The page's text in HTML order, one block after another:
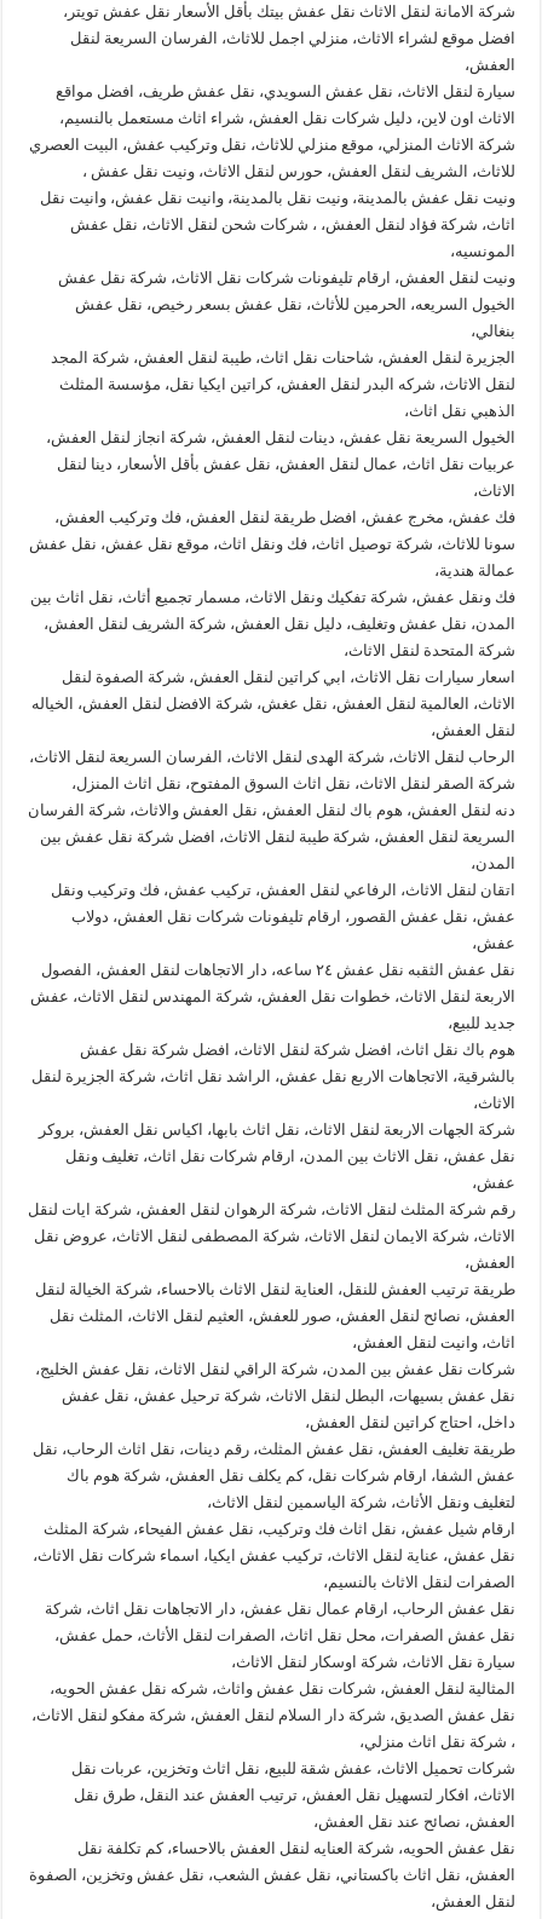
شركة الامانة لنقل الاثاث نقل عفش بيتك بأقل الأسعار نقل عفش تويتر،
افضل موقع لشراء الاثاث، منزلي اجمل للاثاث، الفرسان السريعة لنقل
العفش،
سيارة لنقل الاثاث، نقل عفش السويدي، نقل عفش طريف، افضل مواقع
الاثاث اون لاين، دليل شركات نقل العفش، شراء اثاث مستعمل بالنسيم،
شركة الاثاث المنزلي، موقع منزلي للاثاث، نقل وتركيب عفش، البيت العصري
للاثاث، الشريف لنقل العفش، حورس لنقل الاثاث، ونيت نقل عفش ،
ونيت نقل عفش بالمدينة، ونيت نقل بالمدينة، وانيت نقل عفش، وانيت نقل
اثاث، شركة فؤاد لنقل العفش، ، شركات شحن لنقل الاثاث، نقل عفش
المونسيه،
ونيت لنقل العفش، ارقام تليفونات شركات نقل الاثاث، شركة نقل عفش
الخيول السريعه، الحرمين للأثاث، نقل عفش بسعر رخيص، نقل عفش
بنغالي،
الجزيرة لنقل العفش، شاحنات نقل اثاث، طيبة لنقل العفش، شركة المجد
لنقل الاثاث، شركه البدر لنقل العفش، كراتين ايكيا نقل، مؤسسة المثلث
الذهبي نقل اثاث،
الخيول السريعة نقل عفش، دينات لنقل العفش، شركة انجاز لنقل العفش،
عربيات نقل اثاث، عمال لنقل العفش، نقل عفش بأقل الأسعار، دينا لنقل
الاثاث،
فك عفش، مخرج عفش، افضل طريقة لنقل العفش، فك وتركيب العفش،
سونا للاثاث، شركة توصيل اثاث، فك ونقل اثاث، موقع نقل عفش، نقل عفش
عمالة هندية،
فك ونقل عفش، شركة تفكيك ونقل الاثاث، مسمار تجميع أثاث، نقل اثاث بين
المدن، نقل عفش وتغليف، دليل نقل العفش، شركة الشريف لنقل العفش،
شركة المتحدة لنقل الاثاث،
اسعار سيارات نقل الاثاث، ابي كراتين لنقل العفش، شركة الصفوة لنقل
الاثاث، العالمية لنقل العفش، نقل عغش، شركة الافضل لنقل العفش، الخياله
لنقل العفش،
الرحاب لنقل الاثاث، شركة الهدى لنقل الاثاث، الفرسان السريعة لنقل الاثاث،
شركة الصقر لنقل الاثاث، نقل اثاث السوق المفتوح، نقل اثاث المنزل،
دنه لنقل العفش، هوم باك لنقل العفش، نقل العفش والاثاث، شركة الفرسان
السريعة لنقل العفش، شركة طيبة لنقل الاثاث، افضل شركة نقل عفش بين
المدن،
اتقان لنقل الاثاث، الرفاعي لنقل العفش، تركيب عفش، فك وتركيب ونقل
عفش، نقل عفش القصور، ارقام تليفونات شركات نقل العفش، دولاب
عفش،
نقل عفش الثقبه نقل عفش ٢٤ ساعه، دار الاتجاهات لنقل العفش، الفصول
الاربعة لنقل الاثاث، خطوات نقل العفش، شركة المهندس لنقل الاثاث، عفش
جديد للبيع،
هوم باك نقل اثاث، افضل شركة لنقل الاثاث، افضل شركة نقل عفش
بالشرقية، الاتجاهات الاربع نقل عفش، الراشد نقل اثاث، شركة الجزيرة لنقل
الاثاث،
شركة الجهات الاربعة لنقل الاثاث، نقل اثاث بابها، اكياس نقل العفش، بروكر
نقل عفش، نقل الاثاث بين المدن، ارقام شركات نقل اثاث، تغليف ونقل
عفش،
رقم شركة المثلث لنقل الاثاث، شركة الرهوان لنقل العفش، شركة ايات لنقل
الاثاث، شركة الايمان لنقل الاثاث، شركة المصطفى لنقل الاثاث، عروض نقل
العفش،
طريقة ترتيب العفش للنقل، العناية لنقل الاثاث بالاحساء، شركة الخيالة لنقل
العفش، نصائح لنقل العفش، صور للعفش، العثيم لنقل الاثاث، المثلث نقل
اثاث، وانيت لنقل العفش،
شركات نقل عفش بين المدن، شركة الراقي لنقل الاثاث، نقل عفش الخليج،
نقل عفش بسيهات، البطل لنقل الاثاث، شركة ترحيل عفش، نقل عفش
داخل، احتاج كراتين لنقل العفش،
طريقة تغليف العفش، نقل عفش المثلث، رقم دينات، نقل اثاث الرحاب، نقل
عفش الشفا، ارقام شركات نقل، كم يكلف نقل العفش، شركة هوم باك
لتغليف ونقل الأثاث، شركة الياسمين لنقل الاثاث،
ارقام شيل عفش، نقل اثاث فك وتركيب، نقل عفش الفيحاء، شركة المثلث
نقل عفش، عناية لنقل الاثاث، تركيب عفش ايكيا، اسماء شركات نقل الاثاث،
الصفرات لنقل الاثاث بالنسيم،
نقل عفش الرحاب، ارقام عمال نقل عفش، دار الاتجاهات نقل اثاث، شركة
نقل عفش الصفرات، محل نقل اثاث، الصفرات لنقل الأثاث، حمل عفش،
سيارة نقل الاثاث، شركة اوسكار لنقل الاثاث،
المثالية لنقل العفش، شركات نقل عفش واثاث، شركه نقل عفش الحويه،
نقل عفش الصديق، شركة دار السلام لنقل العفش، شركة مفكو لنقل الاثاث،
، شركة نقل اثاث منزلي،
شركات تحميل الاثاث، عفش شقة للبيع، نقل اثاث وتخزين، عربات نقل
الاثاث، افكار لتسهيل نقل العفش، ترتيب العفش عند النقل، طرق نقل
العفش، نصائح عند نقل العفش،
نقل عفش الحويه، شركة العنايه لنقل العفش بالاحساء، كم تكلفة نقل
العفش، نقل اثاث باكستاني، نقل عفش الشعب، نقل عفش وتخزين، الصفوة
لنقل العفش،